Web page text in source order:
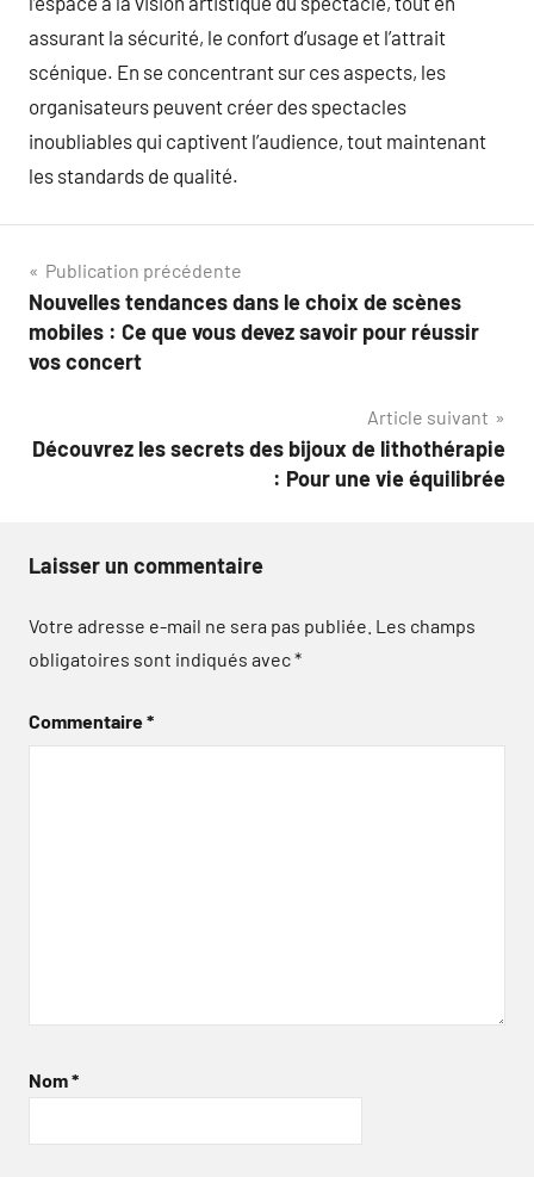
assurant la sécurité, le confort d’usage et l’attrait
scénique. En se concentrant sur ces aspects, les
organisateurs peuvent créer des spectacles
inoubliables qui captivent l’audience, tout maintenant
les standards de qualité.
Navigation
de
l’article
Publication précédente
Nouvelles tendances dans le choix de scènes
mobiles : Ce que vous devez savoir pour réussir
vos concert
Article suivant
Découvrez les secrets des bijoux de lithothérapie
: Pour une vie équilibrée
Laisser un commentaire
Votre adresse e-mail ne sera pas publiée. Les champs
obligatoires sont indiqués avec*
Commentaire*
Nom*